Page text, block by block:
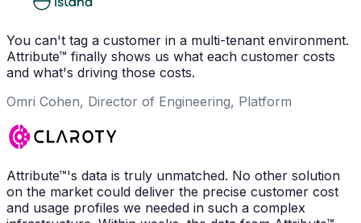
You can't tag a customer in a multi-tenant environment.
Attribute™ finally shows us what each customer costs
and what's driving those costs.
Omri Cohen, Director of Engineering, Platform
Attribute™'s data is truly unmatched. No other solution
on the market could deliver the precise customer cost
and usage profiles we needed in such a complex